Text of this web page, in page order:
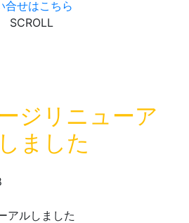
合せはこちら
SCROLL
ジリニューア
ました
アルしました